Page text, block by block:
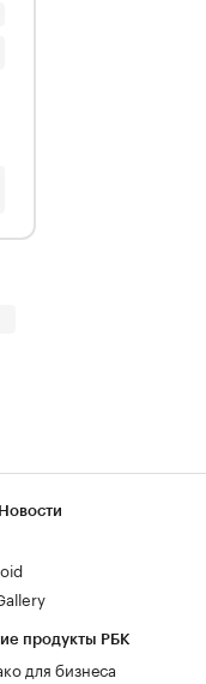
продукты РБК
для бизнеса